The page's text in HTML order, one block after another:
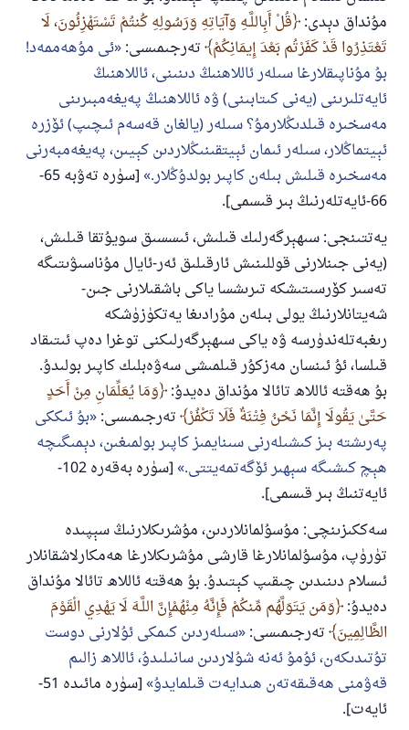
مۇنداق دېدى: قُلْ أَبِاللَّـهِ وَآيَاتِهِ وَرَسُولِهِ كُنتُمْ تَسْتَهْزِئُونَ، لَا
تَعْتَذِرُوا قَدْ كَفَرْتُم بَعْدَ إِيمَانِكُمْ تەرجىمىسى: ئى مۇھەممەد!
بۇ مۇناپىقلارغا سىلەر ئاللاھنىڭ دىنىنى، ئاللاھنىڭ
ئايەتلىرىنى (يەنى كىتابىنى) ۋە ئاللاھنىڭ پەيغەمبىرىنى
مەسخىرە قىلدىڭلارمۇ؟ سىلەر (يالغان قەسەم ئىچىپ) ئۆزرە
ئېيتماڭلار، سىلەر ئىمان ئېيتقىنىڭلاردىن كېيىن، پەيغەمبەرنى
مەسخىرە قىلىش بىلەن كاپىر بولدۇڭلار.
[سۈرە تەۋبە 65-
66-ئايەتلەرنىڭ بىر قىسمى].
يەتتىنجى: سىھېرگەرلىك قىلىش، ئىسسىق سويۇتقا قىلىش،
(يەنى جىنلارنى قوللىنىش ئارقىلىق ئەر-ئايال مۇناسىۋىتىگە
تەسىر كۆرسىتىشكە تىرىشسا ياكى باشقىلارنى جىن-
شەيتانلارنىڭ يولى بىلەن مۇرادىغا يەتكۈزۈشكە
رىغبەتلەندۈرسە ۋە ياكى سىھېرگەرلىكنى توغرا دەپ ئىتىقاد
قىلسا، ئۇ ئىنسان مەزكۇر قىلمىشى سەۋەبلىك كاپىر بولىدۇ.
بۇ ھەقتە ئاللاھ تائالا مۇنداق دەيدۇ: وَمَا يُعَلِّمَانِ مِنْ أَحَدٍ
حَتَّىٰ يَقُولَا إِنَّمَا نَحْنُ فِتْنَةٌ فَلَا تَكْفُرْ تەرجىمىسى: بۇ ئىككى
پەرىشتە بىز كىشىلەرنى سىنايمىز كاپىر بولمىغىن، دېمىگىچە
ھېچ كىشىگە سېھىر ئۆگەتمەيتتى.
[سۈرە بەقەرە 102-
ئايەتنىڭ بىر قىسمى].
سەككىزىنچى: مۇسۇلمانلاردىن، مۇشرىكلارنىڭ سېپىدە
تۈرۈپ، مۇسۇلمانلارغا قارشى مۇشرىكلارغا ھەمكارلاشقانلار
ئىسلام دىنىدىن چىقىپ كېتىدۇ. بۇ ھەقتە ئاللاھ تائالا مۇنداق
دەيدۇ: وَمَن يَتَوَلَّهُم مِّنكُمْ فَإِنَّهُ مِنْهُمْإِنَّ اللَّـهَ لَا يَهْدِي الْقَوْمَ
الظَّالِمِينَ تەرجىمىسى: سىلەردىن كىمكى ئۇلارنى دوست
تۇتىدىكەن، ئۇمۇ ئەنە شۇلاردىن سانىلىدۇ، ئاللاھ زالىم
قەۋمنى ھەقىقەتەن ھىدايەت قىلمايدۇ
[سۈرە مائىدە 51-
ئايەت].
110845 - نومۇرلۇق سوئالنىڭ جاۋابى
ئائىلىنى ساقلاپ قالدى
ئۇممەتكە جاۋاپ بېرىشىمىزگە ياردەم قىلىڭ
پەيغەمبەرئەلەيھىسسالام مۇنداق دېگەن:
ياخشىلىققا باشلارپ قويغان كىشى قىلغۇچىغا
ئوخشاش ساۋاپقا ئېرىشىدۇ
مۇسلىم رىۋايەت قىلغان (1893) ھەدىس
ئىئائە